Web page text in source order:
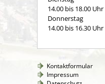
14.00 bis 18.00 Uhr
Donnerstag
14.00 bis 16.30 Uhr
Kontaktformular
Impressum